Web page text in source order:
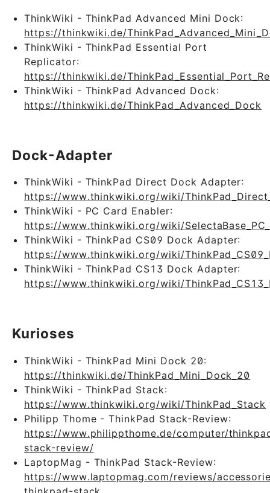
ThinkWiki - ThinkPad Advanced Mini Dock:
https://thinkwiki.de/
ThinkWiki - ThinkPad Essential Port
Replicator:
https://thinkwiki.de/
ThinkWiki - ThinkPad Advanced Dock:
https://thinkwiki.de/ThinkPad_Advanced_Dock
Dock-Adapter
ThinkWiki - ThinkPad Direct Dock Adapter:
https://www.thinkwiki.org/wiki/
ThinkWiki - PC Card Enabler:
https://www.thinkwiki.org/wiki/
ThinkWiki - ThinkPad CS09 Dock Adapter:
https://www.thinkwiki.org/wiki/
ThinkWiki - ThinkPad CS13 Dock Adapter:
https://www.thinkwiki.org/wiki/
Kurioses
ThinkWiki - ThinkPad Mini Dock 20:
https://thinkwiki.de/ThinkPad_Mini_Dock_20
ThinkWiki - ThinkPad Stack:
https://www.thinkwiki.org/wiki/ThinkPad_Stack
Philipp Thome - ThinkPad Stack-Review:
https://www.philippthome.de/computer/
stack-review/
LaptopMag - ThinkPad Stack-Review:
https://www.laptopmag.com/reviews/